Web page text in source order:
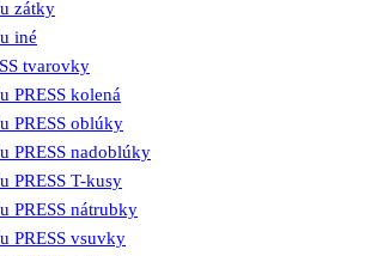
zátky
iné
tvarovky
PRESS kolená
PRESS oblúky
PRESS nadoblúky
PRESS T-kusy
PRESS nátrubky
PRESS vsuvky